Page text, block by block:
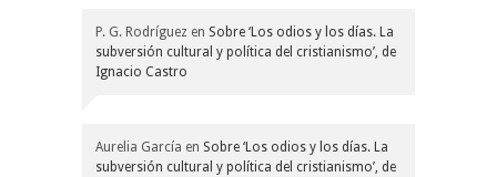
P. G. Rodríguez en Sobre ‘Los odios y los días. La
subversión cultural y política del cristianismo’, de
Ignacio Castro
Aurelia García en Sobre ‘Los odios y los días. La
subversión cultural y política del cristianismo’, de